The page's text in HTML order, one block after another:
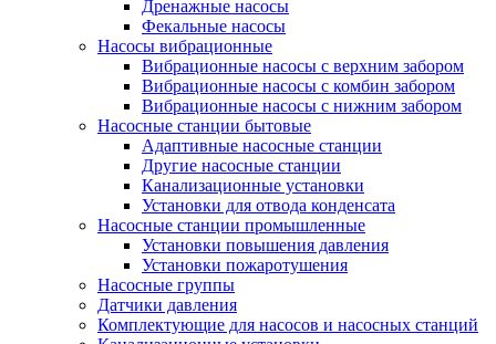
Дренажные насосы
Фекальные насосы
Насосы вибрационные
Вибрационные насосы с верхним забором
Вибрационные насосы с комбин забором
Вибрационные насосы с нижним забором
Насосные станции бытовые
Адаптивные насосные станции
Другие насосные станции
Канализационные установки
Установки для отвода конденсата
Насосные станции промышленные
Установки повышения давления
Установки пожаротушения
Насосные группы
Датчики давления
Комплектующие для насосов и насосных станций